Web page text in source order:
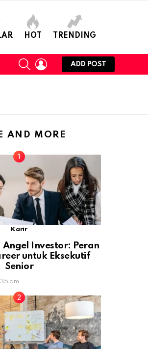
HOT TRENDING
SEARCHLOGIN
ADD POST
AND MORE
Karir
Investor: Peran
untuk Eksekutif
Senior
am